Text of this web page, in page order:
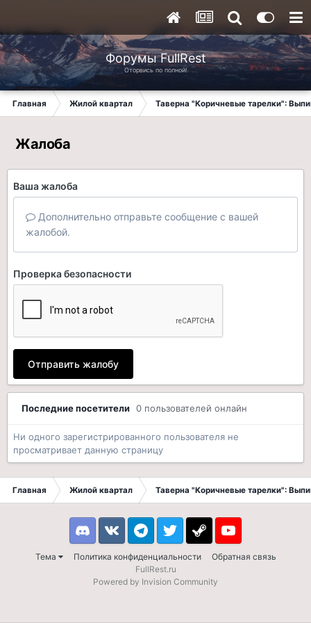
Форумы FullRest
Оторвись по полной!
Главная Жилой квартал Таверна "Коричневые тарелки":
Жалоба
Ваша жалоба
Дополнительно отправьте сообщение с вашей
жалобой.
Проверка безопасности
Отправить жалобу
Последние посетители 0 пользователей онлайн
Ни одного зарегистрированного пользователя не
просматривает данную страницу
Главная Жилой квартал Таверна "Коричневые тарелки":
Тема Политика конфиденциальности Обратная связь
DiscordVK TelegramTwitter Steam Youtube
FullRest.ru
Powered by Invision Community